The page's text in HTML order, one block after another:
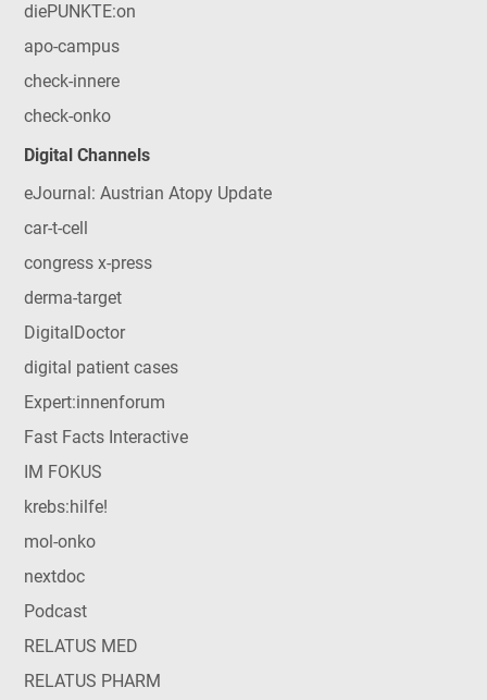
diePUNKTE:on
apo-campus
check-innere
check-onko
Digital Channels
eJournal: Austrian Atopy Update
car-t-cell
congress x-press
derma-target
DigitalDoctor
digital patient cases
Expert:innenforum
Fast Facts Interactive
IM FOKUS
krebs:hilfe!
mol-onko
nextdoc
Podcast
RELATUS MED
RELATUS PHARM